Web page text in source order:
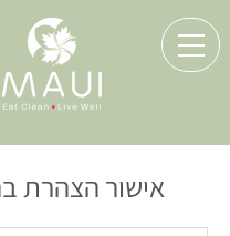
אישור הצהרת